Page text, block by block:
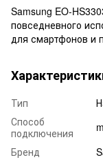
Samsung EO-
повседневного
для смартфонов и
Тип
Способ
подключения
Бренд